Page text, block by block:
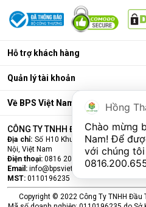
Bình chứa nước: Chứa
để sử dụng.
Bơm áp và van điện từ
:
lực lọc và tự động đóng/
Hỗ trợ khách hàng
Quản lý tài khoản
Về BPS Việt Nam
CÔNG TY TNHH ĐẦU TƯ VÀ
Địa chỉ: Số H10 Khu đấu giá Ngô Thì
Nội, Việt Nam
Điện thoại: 0816 200 655
Email: info@bpsvietnam.vn
MST: 0110196235
Copyright © 2022 Công Ty TNHH Đầu
Hồng
Chào mừng
Nam! Để